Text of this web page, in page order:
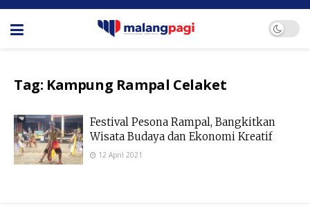
Tag: Kampung Rampal Celaket
Festival Pesona Rampal, Bangkitkan
Wisata Budaya dan Ekonomi Kreatif
12 April 2021